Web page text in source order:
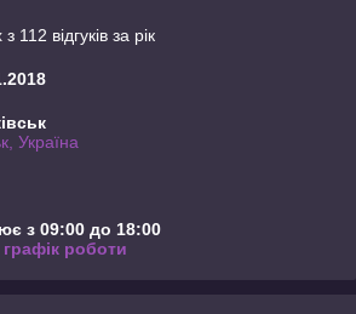
112 відгуків за рік
Україна
з 09:00 до 18:00
роботи